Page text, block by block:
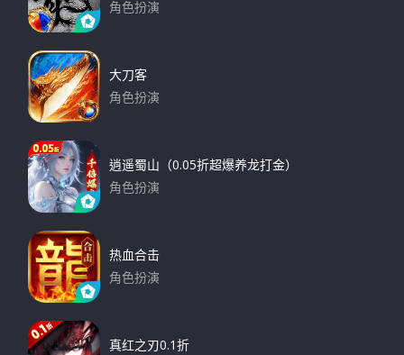
角色扮演
大刀客
角色扮演
逍遥蜀山（0.05折超爆养龙打金）
角色扮演
热血合击
角色扮演
真红之刃0.1折